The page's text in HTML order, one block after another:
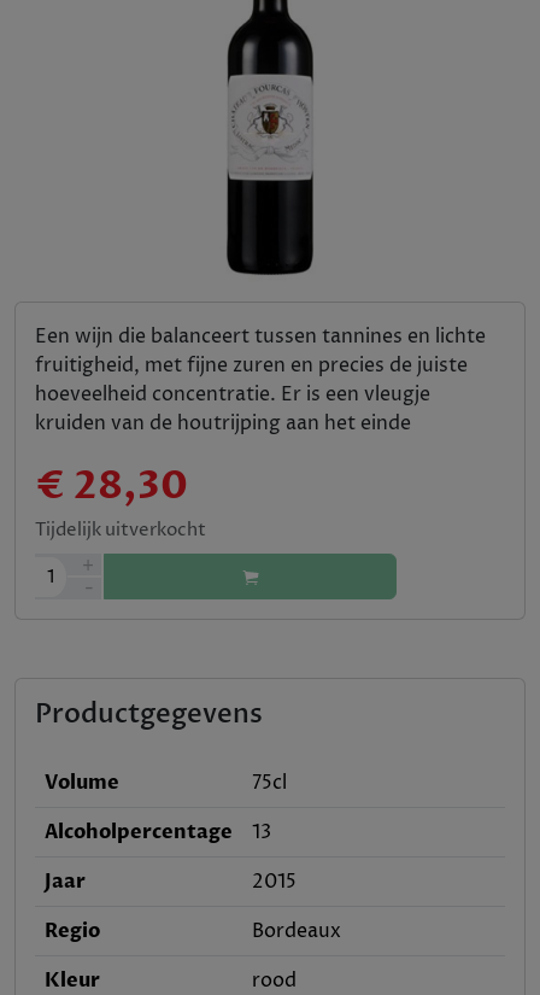
Een wijn die balanceert tussen tannines en lichte
fruitigheid, met fijne zuren en precies de juiste
hoeveelheid concentratie. Er is een vleugje
kruiden van de houtrijping aan het einde
€ 28,30
Tijdelijk uitverkocht
1
+
-
Productgegevens
Volume
75cl
Alcoholpercentage
13
Jaar
2015
Regio
Bordeaux
Kleur
rood